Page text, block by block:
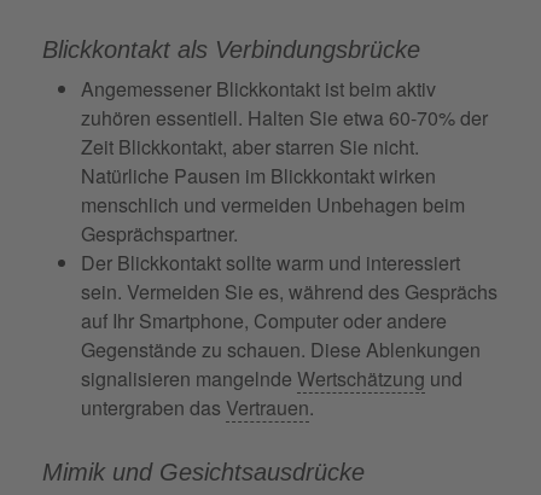
Blickkontakt als Verbindungsbrücke
Angemessener Blickkontakt ist beim aktiv
zuhören essentiell. Halten Sie etwa 60-70% der
Zeit Blickkontakt, aber starren Sie nicht.
Natürliche Pausen im Blickkontakt wirken
menschlich und vermeiden Unbehagen beim
Gesprächspartner.
Der Blickkontakt sollte warm und interessiert
sein. Vermeiden Sie es, während des Gesprächs
auf Ihr Smartphone, Computer oder andere
Gegenstände zu schauen. Diese Ablenkungen
signalisieren mangelnde Wertschätzung und
untergraben das Vertrauen.
Mimik und Gesichtsausdrücke